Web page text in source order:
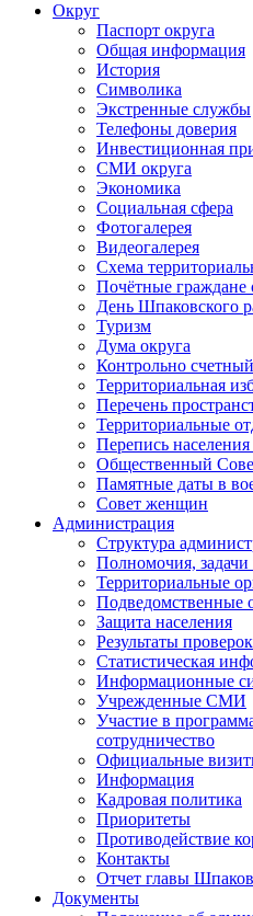
Округ
Паспорт округа
Общая информация
История
Символика
Экстренные службы
Телефоны доверия
Инвестиционная
СМИ округа
Экономика
Социальная сфера
Фотогалерея
Видеогалерея
Схема
Почётные граждане
День Шпаковского
Туризм
Дума округа
Контрольно
Территориальная
Перечень
Территориальные
Перепись населения
Общественный
Памятные даты в
Совет женщин
Администрация
Структура
Полномочия,
Территориальные
Подведомственные
Защита населения
Результаты проверок
Статистическая
Информационные
Учрежденные СМИ
Участие в
сотрудничество
Официальные
Информация
Кадровая политика
Приоритеты
Противодействие
Контакты
Отчет главы
Документы